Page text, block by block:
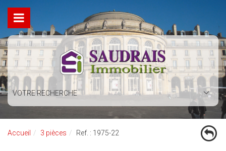
VOTRE RECHERCHE
Accueil 3 pièces Ref. : 1975-22